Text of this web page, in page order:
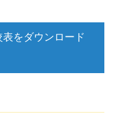
をダウンロード